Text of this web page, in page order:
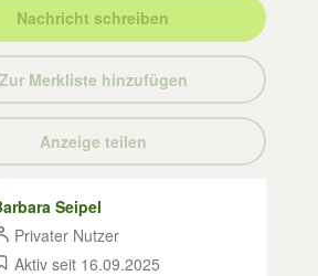
Nachricht schreiben
Zur Merkliste hinzufügen
Anzeige teilen
Seipel
Privater Nutzer
Aktiv seit 16.09.2025